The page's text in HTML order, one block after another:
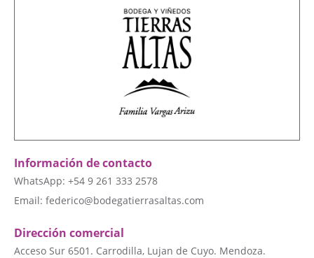
Información de contacto
WhatsApp: +54 9 261 333 2578
Email: federico@bodegatierrasaltas.com
Dirección comercial
Acceso Sur 6501. Carrodilla, Lujan de Cuyo. Mendoza.